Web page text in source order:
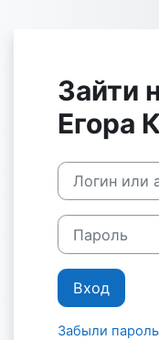
Зайти
Егора
Логин или
Пароль
Вход
Забыли